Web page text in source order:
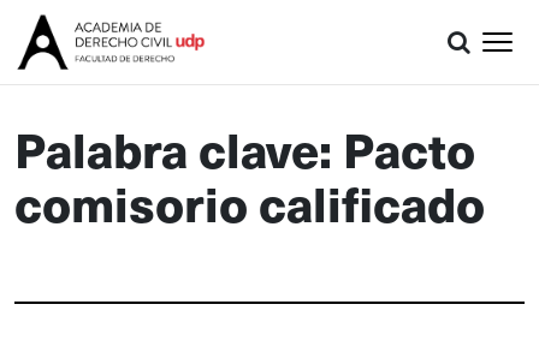
Palabra clave: Pacto
comisorio calificado